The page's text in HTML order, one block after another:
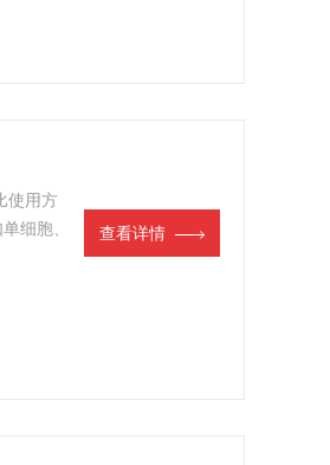
使用方
细胞、
查看详情